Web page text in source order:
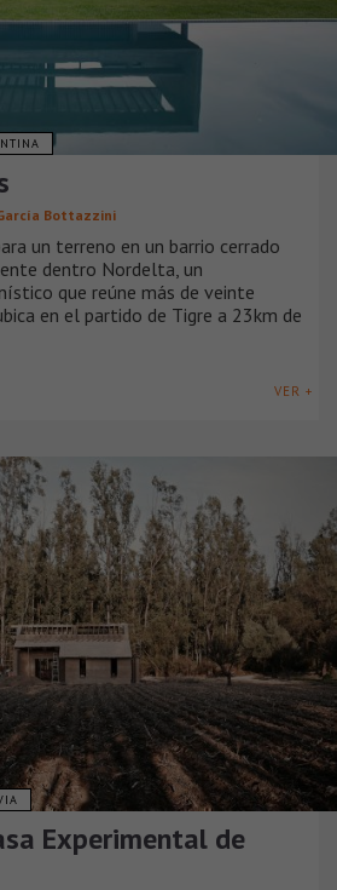
Bottazzini
un terreno en un barrio cerrado
dentro Nordelta, un
que reúne más de veinte
en el partido de Tigre a 23km de
VER +
Experimental de